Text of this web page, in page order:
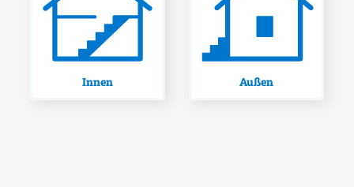
Innen Außen